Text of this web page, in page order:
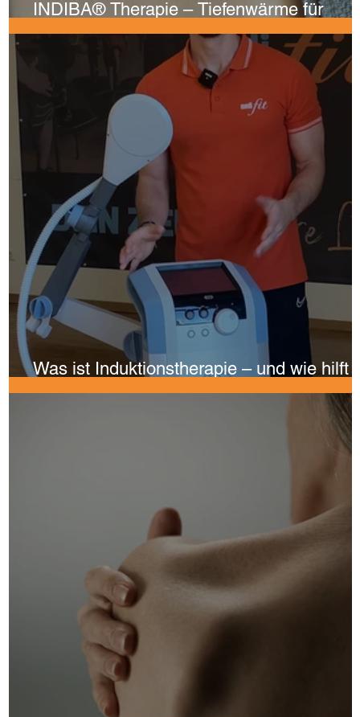
INDIBA® Therapie – Tiefenwärme für
Heilung, Regeneration & Schmerzfreiheit
Was ist Induktionstherapie – und wie hilft
bei Schmerzen?